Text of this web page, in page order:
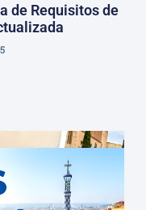
de Requisitos de